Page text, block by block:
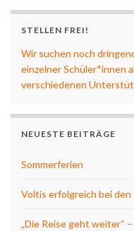
STELLEN FREI!
Wir suchen noch
einzelner Schüler*innen
verschiedenen
NEUESTE BEITRÄGE
Sommerferien
Voltis erfolgreich bei
„Die Reise geht weiter“